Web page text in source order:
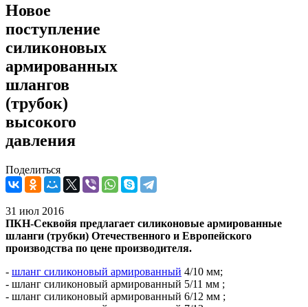
Новое
поступление
силиконовых
армированных
шлангов
(трубок)
высокого
давления
Поделиться
31 июл 2016
ПКН-Секвойя предлагает силиконовые армированные
шланги (трубки) Отечественного и Европейского
производства по цене производителя.
- шланг силиконовый армированный 4/10 мм;
- шланг силиконовый армированный 5/11 мм ;
- шланг силиконовый армированный 6/12 мм ;